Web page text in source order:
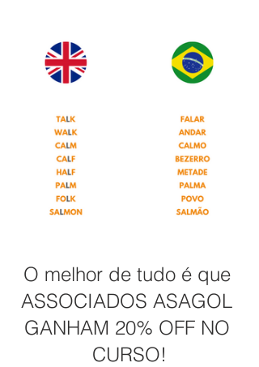
O melhor de tudo é que
ASSOCIADOS ASAGOL
GANHAM 20% OFF NO
CURSO!